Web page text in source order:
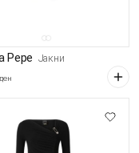
Pepe Јакни
ден